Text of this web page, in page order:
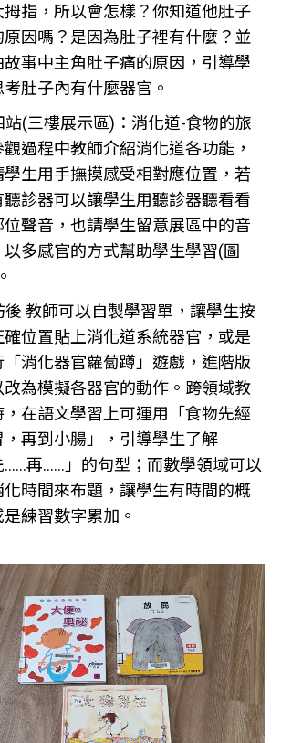
拇指，所以會怎樣？你知道他肚子
原因嗎？是因為肚子裡有什麼？並
故事中主角肚子痛的原因，引導學
考肚子內有什麼器官。
站(三樓展示區)：消化道-食物的旅
觀過程中教師介紹消化道各功能，
學生用手撫摸感受相對應位置，若
聽診器可以讓學生用聽診器聽看看
位聲音，也請學生留意展區中的音
以多感官的方式幫助學生學習(圖
後 教師可以自製學習單，讓學生按
確位置貼上消化道系統器官，或是
「消化器官蘿蔔蹲」遊戲，進階版
改為模擬各器官的動作。跨領域教
，在語文學習上可運用「食物先經
，再到小腸」，引導學生了解
……再……」的句型；而數學領域可以
化時間來布題，讓學生有時間的概
練習數字累加。